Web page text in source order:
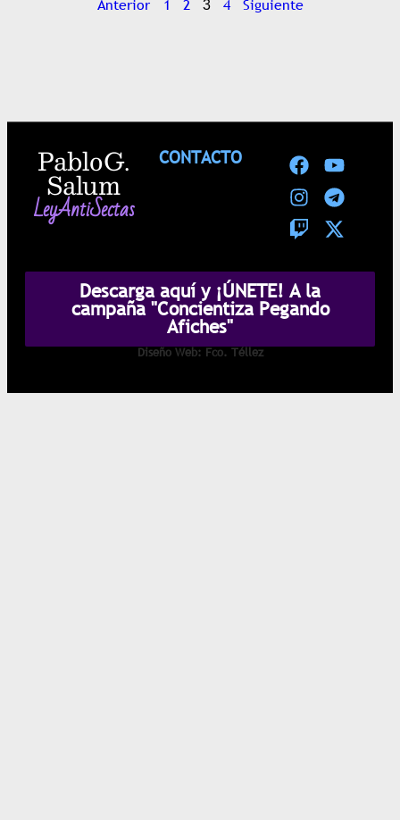
Anterior 1 2 3 4 Siguiente
CONTACTO
Pablo G.
Salum
LeyAntiSectas
Descarga aquí y ¡ÚNETE! A la
campaña "Concientiza Pegando
Afiches"
Diseño Web: Fco. Téllez